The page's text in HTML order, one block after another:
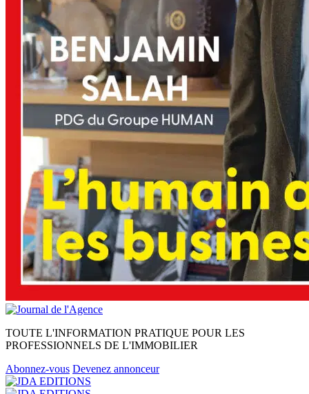
TOUTE L'INFORMATION PRATIQUE POUR LES
PROFESSIONNELS DE L'IMMOBILIER
Abonnez-vous Devenez annonceur